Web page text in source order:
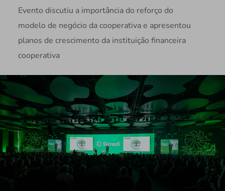
Evento discutiu a importância do reforço do
modelo de negócio da cooperativa e apresentou
planos de crescimento da instituição financeira
cooperativa